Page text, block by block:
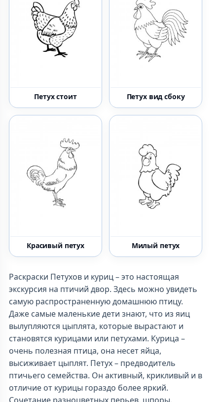
Петух стоит Петух вид сбоку
Красивый петух Милый петух
Раскраски Петухов и куриц – это настоящая
экскурсия на птичий двор. Здесь можно увидеть
самую распространенную домашнюю птицу.
Даже самые маленькие дети знают, что из яиц
вылупляются цыплята, которые вырастают и
становятся курицами или петухами. Курица –
очень полезная птица, она несет яйца,
высиживает цыплят. Петух – предводитель
птичьего семейства. Он активный, крикливый и в
отличие от курицы гораздо более яркий.